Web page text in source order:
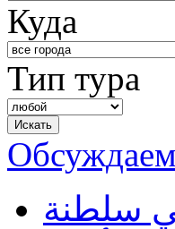
Куда
Тип тура
سلطنة